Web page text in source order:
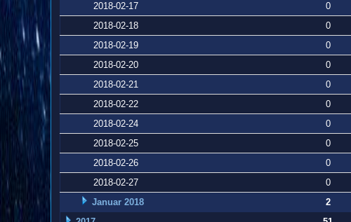
2018-02-17
0
2018-02-18
0
2018-02-19
0
2018-02-20
0
2018-02-21
0
2018-02-22
0
2018-02-24
0
2018-02-25
0
2018-02-26
0
2018-02-27
0
Januar 2018
2